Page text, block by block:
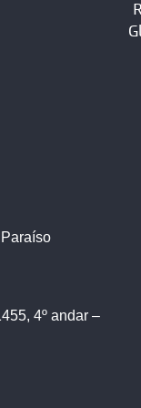
4º andar –